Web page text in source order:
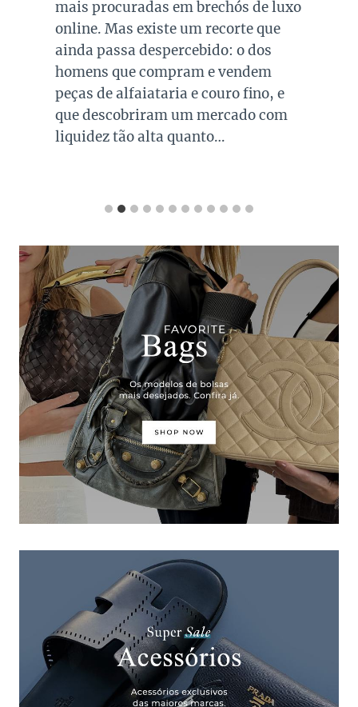
mais procuradas em brechós de luxo
online. Mas existe um recorte que
ainda passa despercebido: o dos
homens que compram e vendem
peças de alfaiataria e couro fino, e
que descobriram um mercado com
liquidez tão alta quanto…